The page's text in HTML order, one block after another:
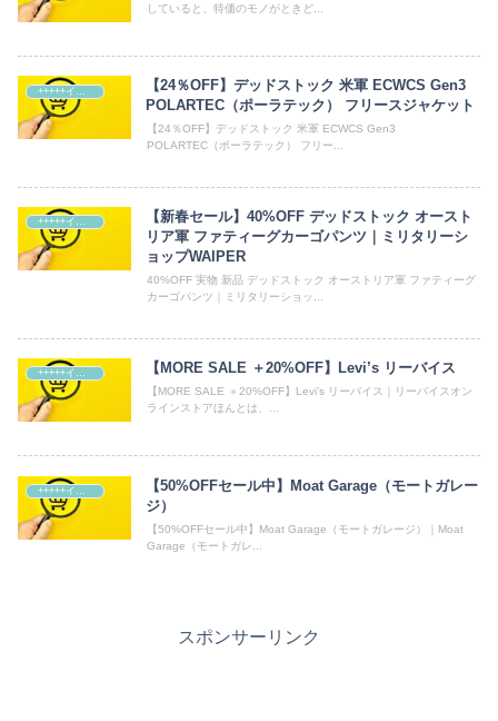
していると、特価のモノがときど...
【24％OFF】デッドストック 米軍 ECWCS Gen3
POLARTEC（ポーラテック） フリースジャケット
【24％OFF】デッドストック 米軍 ECWCS Gen3
POLARTEC（ポーラテック） フリー...
+++++イベント・ショップ
【新春セール】40%OFF デッドストック オースト
リア軍 ファティーグカーゴパンツ｜ミリタリーシ
ョップWAIPER
40%OFF 実物 新品 デッドストック オーストリア軍 ファティーグ
カーゴパンツ｜ミリタリーショッ...
+++++イベント・ショップ 【MORE SALE ＋20%OFF】Levi’s リーバイス
【MORE SALE ＋20%OFF】Levi’s リーバイス｜リーバイスオン
ラインストアほんとは、...
+++++イベント・ショップ
【50%OFFセール中】Moat Garage（モートガレー
ジ）
【50%OFFセール中】Moat Garage（モートガレージ）｜Moat
Garage（モートガレ...
スポンサーリンク